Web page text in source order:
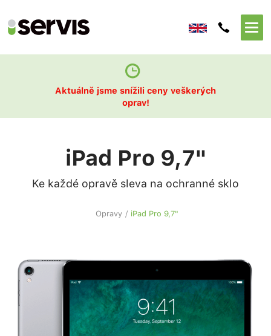
Aktuálně jsme snížili ceny veškerých
oprav!
iPad Pro 9,7"
Ke každé opravě sleva na ochranné sklo
Opravy / iPad Pro 9,7"